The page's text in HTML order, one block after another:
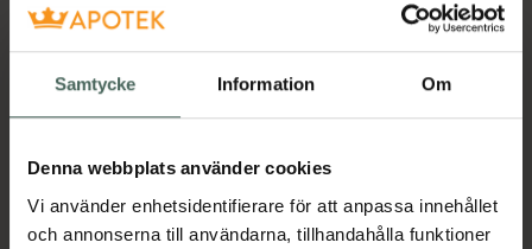
Samtycke Information Om
Denna webbplats använder cookies
Vi använder enhetsidentifierare för att anpassa innehållet
och annonserna till användarna, tillhandahålla funktioner
Köp via ditt recept
Aktuella erbjudanden
Beskrivning Dölj